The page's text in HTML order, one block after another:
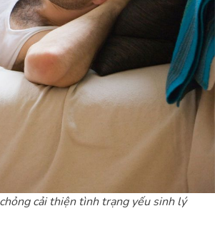
cải thiện tình trạng yếu sinh lý